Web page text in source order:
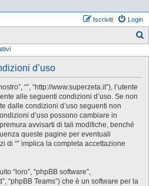
Login
Iscriviti
d’uso
“”, “http://www.superzeta.it”), l’utente
alle seguenti condizioni d’uso. Se non
dalle condizioni d’uso seguenti non
d’uso possono cambiare in
avvisarti di tali modifiche, benché
queste pagine per eventuali
di “” implica la completa accettazione
“loro”, “phpBB software”,
“phpBB Teams”) che è un software per la